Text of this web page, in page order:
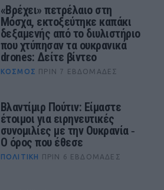
«Βρέχει» πετρέλαιο στη
Μόσχα, εκτοξεύτηκε καπάκι
δεξαμενής από το διυλιστήριο
που χτύπησαν τα ουκρανικά
drones: Δείτε βίντεο
ΚΌΣΜΟΣ ΠΡΙΝ 7 ΕΒΔΟΜΆΔΕΣ
Βλαντίμιρ Πούτιν: Είμαστε
έτοιμοι για ειρηνευτικές
συνομιλίες με την Ουκρανία ‑
Ο όρος που έθεσε
ΠΟΛΙΤΙΚΉ ΠΡΙΝ 6 ΕΒΔΟΜΆΔΕΣ